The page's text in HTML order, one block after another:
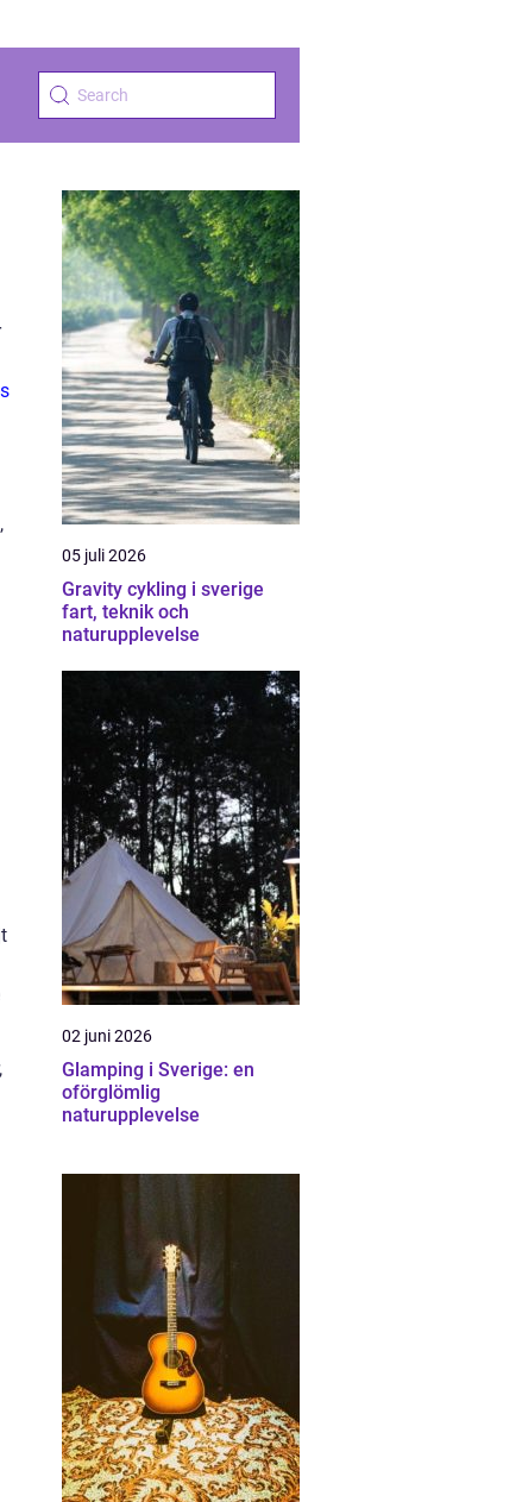
05 juli 2026
Gravity cykling i sverige
fart, teknik och
naturupplevelse
02 juni 2026
Glamping i Sverige: en
oförglömlig
naturupplevelse